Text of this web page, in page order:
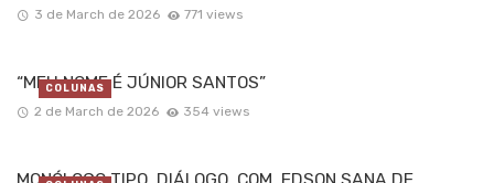
3 de March de 2026 771 views
“MEU NOME É JÚNIOR SANTOS”
2 de March de 2026 354 views
COLUNAS